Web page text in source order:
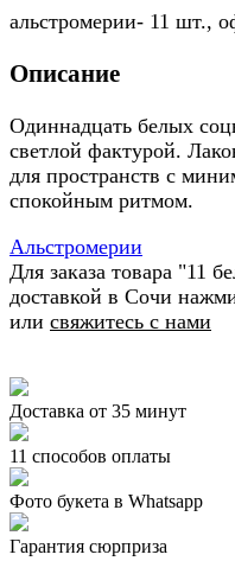
альстромерии- 11 шт.,
Описание
Одиннадцать белых
светлой фактурой.
для пространств с
спокойным ритмом.
Альстромерии
Для заказа товара "11
доставкой в Сочи
или свяжитесь с нами
Доставка от 35 минут
11 способов оплаты
Фото букета в Whatsapp
Гарантия сюрприза